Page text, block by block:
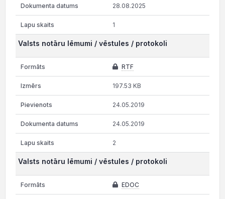
28.08.2025
1
Valsts notāru lēmumi / vēstules / protokoli
RTF
197.53 KB
24.05.2019
24.05.2019
2
Valsts notāru lēmumi / vēstules / protokoli
EDOC